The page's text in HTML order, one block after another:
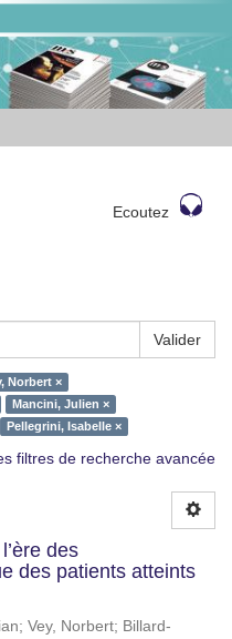
Ecoutez
Valider
Norbert ×
Mancini, Julien ×
Pellegrini, Isabelle ×
filtres de recherche avancée
des
des patients atteints
; Vey, Norbert; Billard-